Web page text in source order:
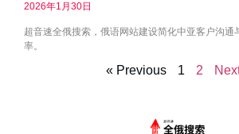
2026年1月30日
超音速全俄搜索，俄语网站建设简化中亚客户沟通
率。
« Previous 1 2